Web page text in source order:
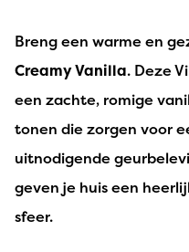
Breng een warme en
Creamy Vanilla. Deze
een zachte, romige
tonen die zorgen voor
uitnodigende
geven je huis een
sfeer.